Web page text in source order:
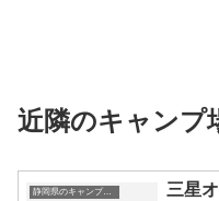
近隣のキャンプ
静岡県のキャンプ場一覧
三星